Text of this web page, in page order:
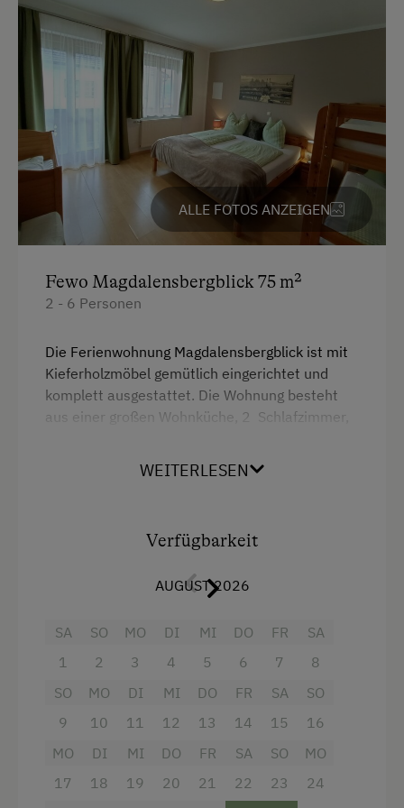
Am Betrieb
Ab-Hof-Verkauf
Familienanschluss
Garten/Wiese
Hausgarten
Hofeigene Produkte
Mithilfe am Hof
Schnapsbrennerei
Spielgefährten
Traktorfahrten
Baby- und Kleinkinderausstattung
Kinderspielplatz
Ausstattung der Wohneinheit
Bettwäsche vorhanden
ALLE FOTOS ANZEIGEN
Fewo Magdalensbergblick 75 m²
2 - 6 Personen
Die Ferienwohnung Magdalensbergblick ist mit
Kieferholzmöbel gemütlich eingerichtet und
komplett ausgestattet. Die Wohnung besteht
aus einer großen Wohnküche, 2 Schlafzimmer,
Waschmaschine, WC, Vorzimmer und einem
großen Balkon. Geschirrspüler, Kaffemaschine,
Hochstuhl stellen wir Ihnen nach Absprache
Ausstattung
4 Plattenherd
Radio
Aussicht auf eine Berglandschaft
Backofen
WEITERLESEN
Verfügbarkeit
AUGUST 2026
SA
1
SO
2
MO
3
DI
4
MI
5
DO
6
FR
7
SA
8
SO
9
MO
10
DI
11
MI
12
DO
13
FR
14
SA
15
SO
16
MO
17
DI
18
MI
19
DO
20
FR
21
SA
22
SO
23
MO
24